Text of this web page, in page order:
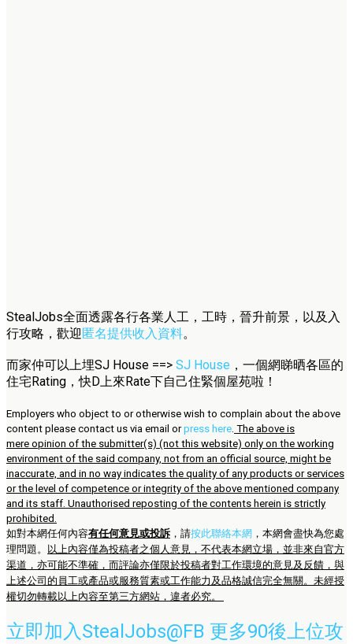
StealJobs全面透露各行各業人工，工時，晉升前景，以及入
行攻略，歡迎匿名提供收入資料。
而家仲可以上埋SJ House ==> SJ House ，一個網睇晒各區的
住宅Rating，快D上來Rate下自己住緊個屋苑啦！
Employers who object to or otherwise wish to complain about the above
content please contact us via email orpress here. The above is
mere opinion of the submitter(s) (not this website) only on the working
environment of the said company, not from an official source, might be
inaccurate, and in no way indicates the quality of any products or services
or the level of competence or integrity of the above mentioned company
and its staff. Unauthorised reposting of the contents herein is strictly
prohibited.
如對本網任何內容有任何意見或投訴 ，請按此聯絡本網 ，本網會盡快為您處
理問題。
以上內容僅為投稿者之個人意見，不代表本網立場，並非來自官方
渠道，亦可能不準確，而評論亦僅限於投稿者對工作環境的意見及反饋，與
上述公司的員工或產品或服務質素或工作能力及品格誠信完全無關。未經授
權切勿轉載以上內容至第三方網站，違者必究。
立即加入StealJobs@FB 更多90後上位攻